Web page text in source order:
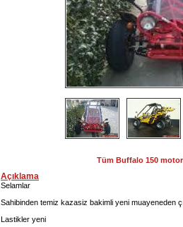
Tüm Buffalo 150
Açıklama
Selamlar
Sahibinden temiz kazasiz bakimli yeni muayeneden
Lastikler yeni